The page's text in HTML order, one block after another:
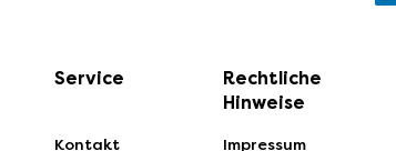
Service
Rechtliche
Hinweise
Kontakt Impressum